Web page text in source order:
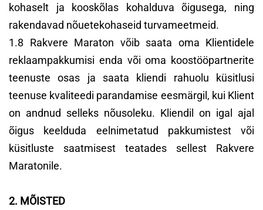
kohaselt ja kooskõlas kohalduva õigusega, ning
rakendavad nõuetekohaseid turvameetmeid.
1.8 Rakvere Maraton võib saata oma Klientidele
reklaampakkumisi enda või oma koostööpartnerite
teenuste osas ja saata kliendi rahuolu küsitlusi
teenuse kvaliteedi parandamise eesmärgil, kui Klient
on andnud selleks nõusoleku. Kliendil on igal ajal
õigus keelduda eelnimetatud pakkumistest või
küsitluste saatmisest teatades sellest Rakvere
Maratonile.
2. MÕISTED